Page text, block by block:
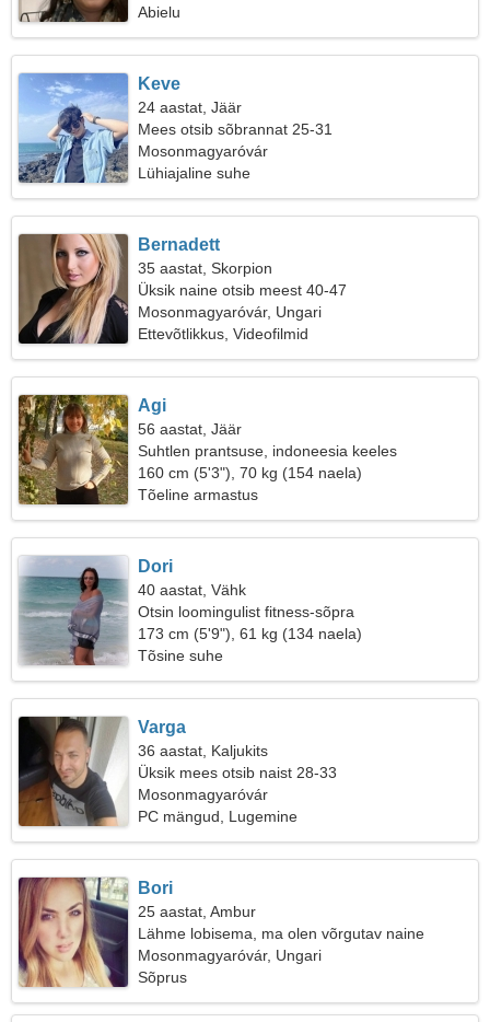
Abielu
Keve
24 aastat, Jäär
Mees otsib sõbrannat 25-31
Mosonmagyaróvár
Lühiajaline suhe
Bernadett
35 aastat, Skorpion
Üksik naine otsib meest 40-47
Mosonmagyaróvár, Ungari
Ettevõtlikkus, Videofilmid
Agi
56 aastat, Jäär
Suhtlen prantsuse, indoneesia keeles
160 cm (5'3"), 70 kg (154 naela)
Tõeline armastus
Dori
40 aastat, Vähk
Otsin loomingulist fitness-sõpra
173 cm (5'9"), 61 kg (134 naela)
Tõsine suhe
Varga
36 aastat, Kaljukits
Üksik mees otsib naist 28-33
Mosonmagyaróvár
PC mängud, Lugemine
Bori
25 aastat, Ambur
Lähme lobisema, ma olen võrgutav naine
Mosonmagyaróvár, Ungari
Sõprus